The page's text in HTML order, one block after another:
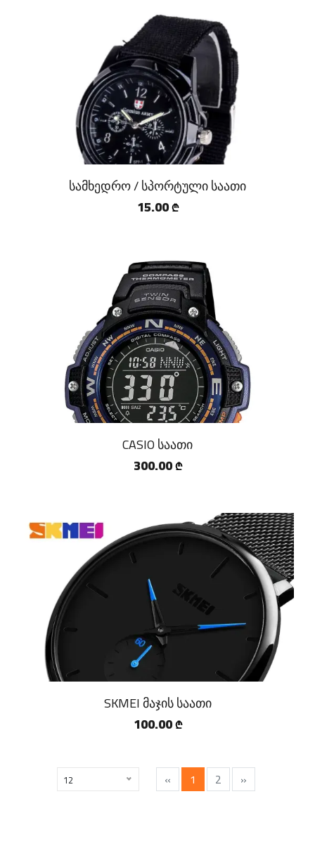
სამხედრო / სპორტული საათი
15.00 ₾
CASIO საათი
300.00 ₾
SKMEI მაჯის საათი
100.00 ₾
12 « 1 2 »